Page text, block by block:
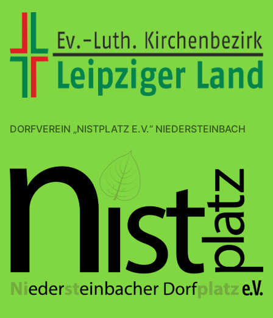
DORFVEREIN „NISTPLATZ E.V.“ NIEDERSTEINBACH